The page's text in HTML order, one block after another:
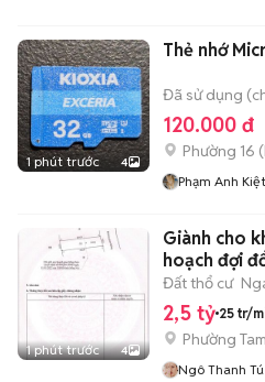
1 phút trước 4
Thẻ nhớ
Đã sử dụng
120.000 đ
Phường 16 (
Phạm Anh Kiệt
1 phút trước 4
Giành cho
hoạch đợi
Đất thổ cư
2,5 tỷ 25 tr/
Phường
Ngô Thanh Tú